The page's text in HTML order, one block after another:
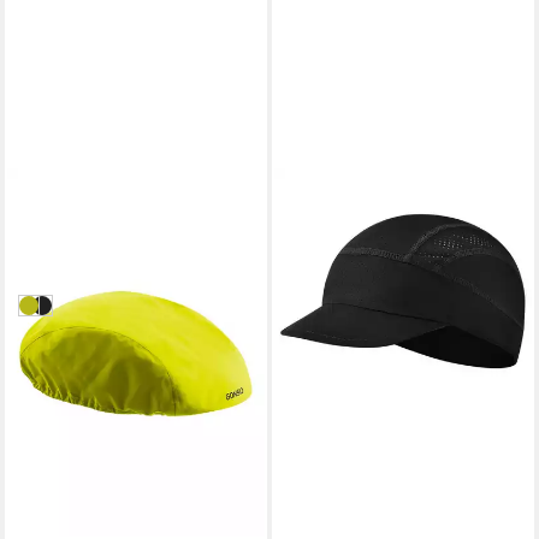
gelbschwarz